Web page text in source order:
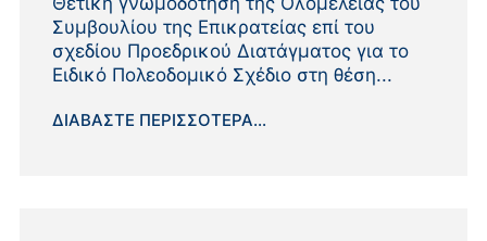
Συμβουλίου της Επικρατείας επί του
σχεδίου Προεδρικού Διατάγματος για το
Ειδικό Πολεοδομικό Σχέδιο στη θέση...
ΔΙΑΒΆΣΤΕ ΠΕΡΙΣΣΌΤΕΡΑ...